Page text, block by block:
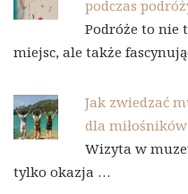
podczas
Podróże to nie
miejsc, ale także
Jak zwiedzać
dla
Wizyta w
tylko okazja …